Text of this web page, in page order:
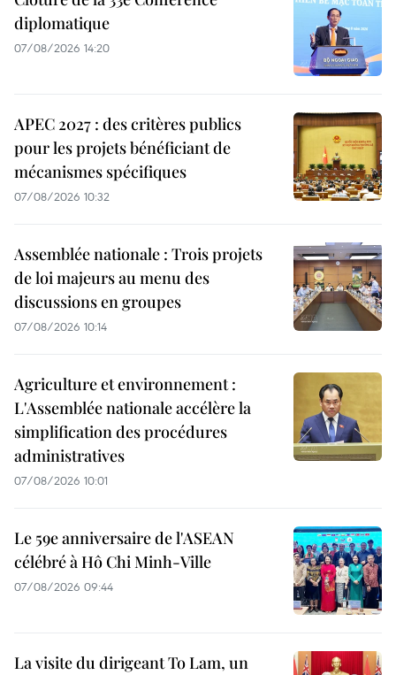
diplomatique
07/08/2026 14:20
APEC 2027 : des critères publics
pour les projets bénéficiant de
mécanismes spécifiques
07/08/2026 10:32
Assemblée nationale : Trois projets
de loi majeurs au menu des
discussions en groupes
07/08/2026 10:14
Agriculture et environnement :
L'Assemblée nationale accélère la
simplification des procédures
administratives
07/08/2026 10:01
Le 59e anniversaire de l'ASEAN
célébré à Hô Chi Minh-Ville
07/08/2026 09:44
La visite du dirigeant To Lam, un